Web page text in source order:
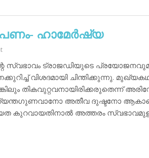
ഹാമേര്‍ഷ്യ
സ്വഭാവം ട്രാജഡിയുടെ
വിശദമായി ചിന്തിക്കുന്നു.
തികവുറ്റവനായിരിക്കരുതെന്ന്
അതീവ ദുഷ്ടനോ
കുറവായതിനാല്‍ അത്തരം